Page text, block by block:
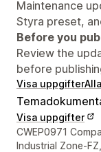
Maintenance
Styra preset,
Before you
Review the
before
Visa uppgifter
Visa uppgifter
Designerns
CWEP0971
Industrial Zone-